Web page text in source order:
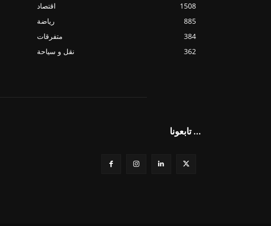
اقتصاد
1508
رياضة
885
متفرقات
384
نقل و سياحة
362
تابعونا ...